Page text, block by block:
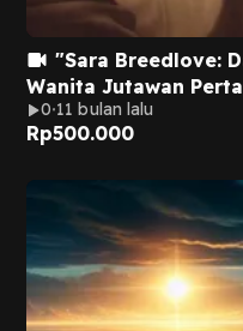
"Sara Breedlove:
Wanita Jutawan
Menginspirasi Madam
0 11 bulan lalu
Rp500.000